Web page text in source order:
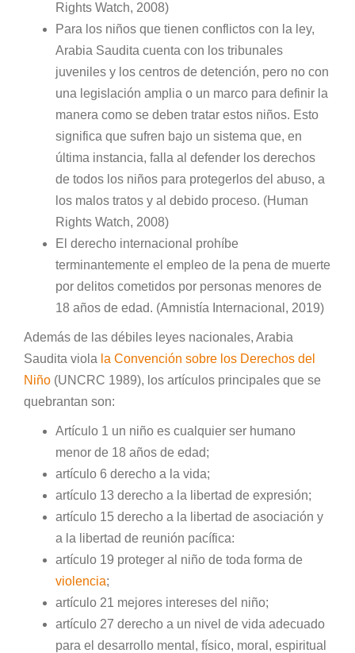
Rights Watch, 2008)
Para los niños que tienen conflictos con la ley,
Arabia Saudita cuenta con los tribunales
juveniles y los centros de detención, pero no con
una legislación amplia o un marco para definir la
manera como se deben tratar estos niños. Esto
significa que sufren bajo un sistema que, en
última instancia, falla al defender los derechos
de todos los niños para protegerlos del abuso, a
los malos tratos y al debido proceso. (Human
Rights Watch, 2008)
El derecho internacional prohíbe
terminantemente el empleo de la pena de muerte
por delitos cometidos por personas menores de
18 años de edad. (Amnistía Internacional, 2019)
Además de las débiles leyes nacionales, Arabia
Saudita viola la Convención sobre los Derechos del
Niño (UNCRC 1989), los artículos principales que se
quebrantan son:
Artículo 1 un niño es cualquier ser humano
menor de 18 años de edad;
artículo 6 derecho a la vida;
artículo 13 derecho a la libertad de expresión;
artículo 15 derecho a la libertad de asociación y
a la libertad de reunión pacífica:
artículo 19 proteger al niño de toda forma de
violencia;
artículo 21 mejores intereses del niño;
artículo 27 derecho a un nivel de vida adecuado
para el desarrollo mental, físico, moral, espiritual